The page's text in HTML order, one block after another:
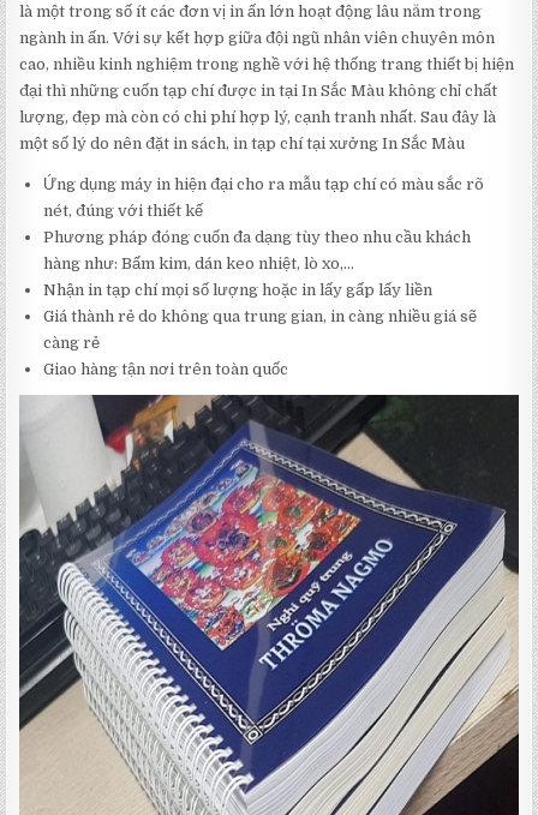
là một trong số ít các đơn vị in ấn lớn hoạt động lâu năm trong
ngành in ấn. Với sự kết hợp giữa đội ngũ nhân viên chuyên môn
cao, nhiều kinh nghiệm trong nghề với hệ thống trang thiết bị hiện
đại thì những cuốn tạp chí được in tại In Sắc Màu không chỉ chất
lượng, đẹp mà còn có chi phí hợp lý, cạnh tranh nhất. Sau đây là
một số lý do nên đặt in sách, in tạp chí tại xưởng In Sắc Màu
Ứng dụng máy in hiện đại cho ra mẫu tạp chí có màu sắc rõ
nét, đúng với thiết kế
Phương pháp đóng cuốn đa dạng tùy theo nhu cầu khách
hàng như: Bấm kim, dán keo nhiệt, lò xo,…
Nhận in tạp chí mọi số lượng hoặc in lấy gấp lấy liền
Giá thành rẻ do không qua trung gian, in càng nhiều giá sẽ
càng rẻ
Giao hàng tận nơi trên toàn quốc